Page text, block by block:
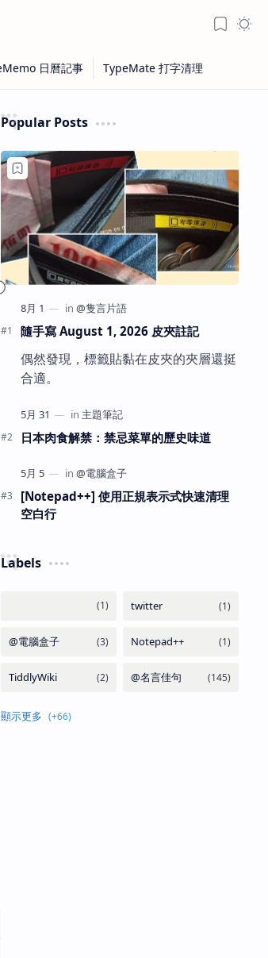
Popular Posts
隨手寫 August 1, 2026 皮夾註記
偶然發現，標籤貼黏在皮夾的夾層還挺
合適。
日本肉食解禁：禁忌菜單的歷史味道
[Notepad++] 使用正規表示式快速清理
空白行
Labels